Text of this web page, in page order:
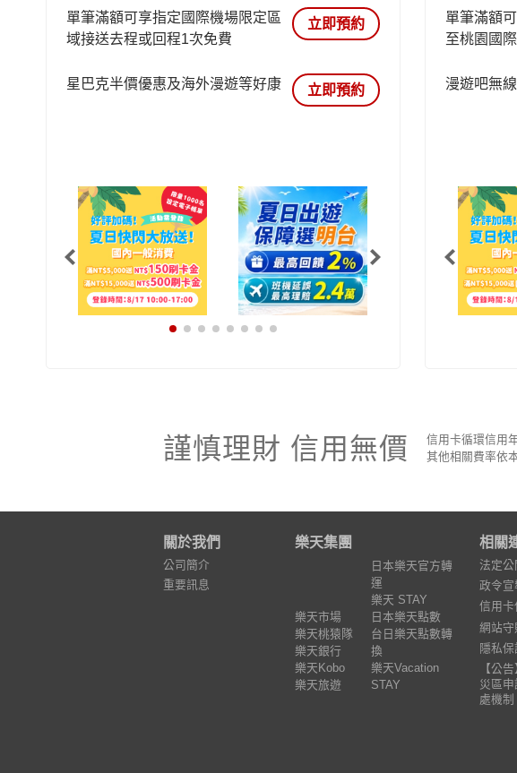
單筆滿額可享指定國際機場限定區
域接送去程或回程1次免費
立即預約
星巴克半價優惠及海外漫遊等好康 立即預約
單筆滿額
至桃園國
漫遊吧無
謹慎理財 信用無價
信用卡循環信用
其他相關費率依
關於我們
公司簡介
重要訊息
樂天集團
樂天市場
樂天桃猿隊
樂天銀行
樂天Kobo
樂天旅遊
日本樂天官方轉
運
樂天 STAY
日本樂天點數
台日樂天點數轉
換
樂天Vacation
STAY
相關
法定公
政令宣
信用卡
網站守
隱私
【公
災區
處機制